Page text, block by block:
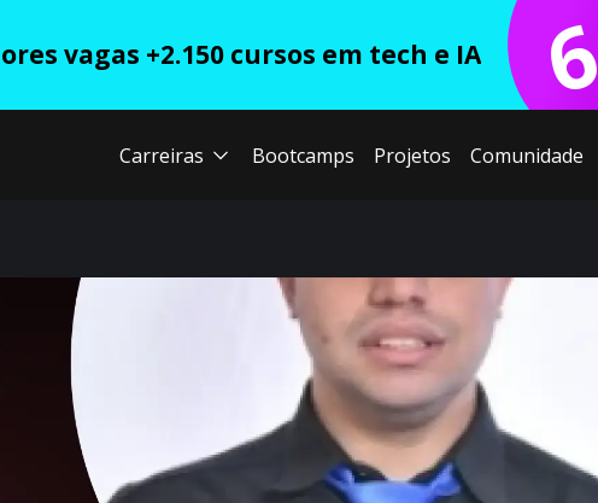
vagas +2.150 cursos em tech e IA
Carreiras Bootcamps Projetos Comunidade